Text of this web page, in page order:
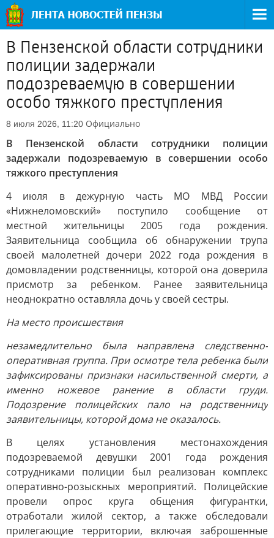
В Пензенской области сотрудники
полиции задержали
подозреваемую в совершении
особо тяжкого преступления
8 июля 2026, 11:20 Официально
В Пензенской области сотрудники полиции
задержали подозреваемую в совершении особо
тяжкого преступления
4 июля в дежурную часть МО МВД России
«Нижнеломовский» поступило сообщение от
местной жительницы 2005 года рождения.
Заявительница сообщила об обнаружении трупа
своей малолетней дочери 2022 года рождения в
домовладении родственницы, которой она доверила
присмотр за ребенком. Ранее заявительница
неоднократно оставляла дочь у своей сестры.
На место происшествия
незамедлительно была направлена следственно-
оперативная группа. При осмотре тела ребенка были
зафиксированы признаки насильственной смерти, а
именно ножевое ранение в области груди.
Подозрение полицейских пало на родственницу
заявительницы, которой дома не оказалось.
В целях установления местонахождения
подозреваемой девушки 2001 года рождения
сотрудниками полиции был реализован комплекс
оперативно-розыскных мероприятий. Полицейские
провели опрос круга общения фигурантки,
отработали жилой сектор, а также обследовали
прилегающие территории, включая заброшенные